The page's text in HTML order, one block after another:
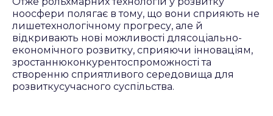
ноосфери полягає в тому, що вони сприяють не
лишетехнологічному прогресу, але й
відкривають нові можливості длясоціально-
економічного розвитку, сприяючи інноваціям,
зростаннюконкурентоспроможності та
створенню сприятливого середовища для
розвиткусучасного суспільства.